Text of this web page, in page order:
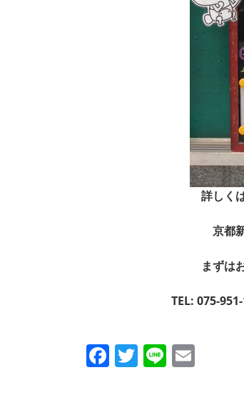
詳しく
京都
まずは
TEL: 075-
F T Li